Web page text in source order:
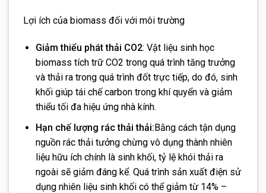
Lợi ích của biomass đối với môi trường
Giảm thiểu phát thải CO2: Vật liệu sinh học
biomass tích trữ CO2 trong quá trình tăng trưởng
và thải ra trong quá trình đốt trực tiếp, do đó, sinh
khối giúp tái chế carbon trong khí quyển và giảm
thiểu tối đa hiệu ứng nhà kính.
Hạn chế lượng rác thải thải:Bằng cách tận dụng
nguồn rác thải tưởng chừng vô dụng thành nhiên
liệu hữu ích chính là sinh khối, tỷ lệ khói thải ra
ngoài sẽ giảm đáng kể. Quá trình sản xuất điện sử
dụng nhiên liệu sinh khối có thể giảm từ 14% –